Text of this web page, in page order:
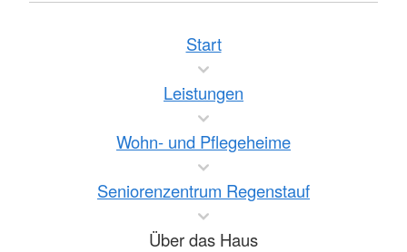
Start
Leistungen
Wohn- und Pflegeheime
Seniorenzentrum Regenstauf
Über das Haus